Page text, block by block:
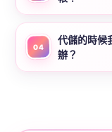
04
代儲的時候
辦？